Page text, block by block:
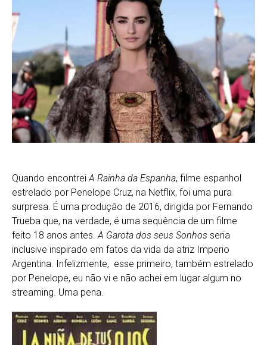
Quando encontreiA Rainha da Espanha, filme espanhol
estrelado por Penelope Cruz, na Netflix, foi uma pura
surpresa. É uma produção de 2016, dirigida por Fernando
Trueba que, na verdade, é uma sequência de um filme
feito 18 anos antes.A Garota dos seus Sonhos seria
inclusive inspirado em fatos da vida da atriz Imperio
Argentina. Infelizmente, esse primeiro, também estrelado
por Penelope, eu não vi e não achei em lugar algum no
streaming. Uma pena.